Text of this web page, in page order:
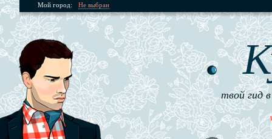
Мой город: Не выбран
твой гид